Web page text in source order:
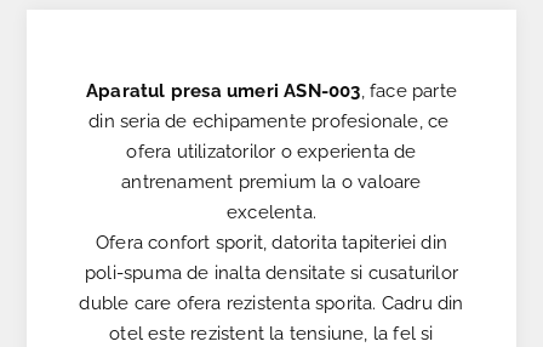
Aparatul presa umeri ASN-003, face parte
din seria de echipamente profesionale, ce ​​
ofera utilizatorilor o experienta de
antrenament premium la o valoare
excelenta.
Ofera confort sporit, datorita tapiteriei din
poli-spuma de inalta densitate si cusaturilor
duble care ofera rezistenta sporita. Cadru din
otel este rezistent la tensiune, la fel si